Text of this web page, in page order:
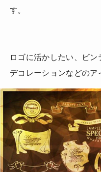
す。
ロゴに活かしたい、ビ
デコレーションなどのア